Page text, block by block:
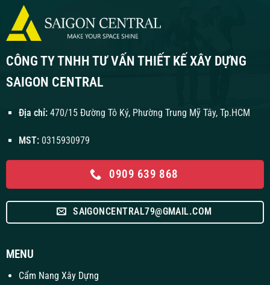
CÔNG TY TNHH TƯ VẤN THIẾT KẾ XÂY DỰNG
SAIGON CENTRAL
Địa chỉ:470/15 Đường Tô Ký, Phường Trung Mỹ Tây, Tp.HCM
MST: 0315930979
0909 639 868
SAIGONCENTRAL79@GMAIL.COM
MENU
Cẩm Nang Xây Dựng